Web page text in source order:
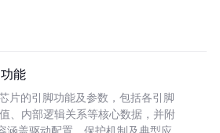
能
片的引脚功能及参数，包括各引脚
、内部逻辑关系等核心数据，并附